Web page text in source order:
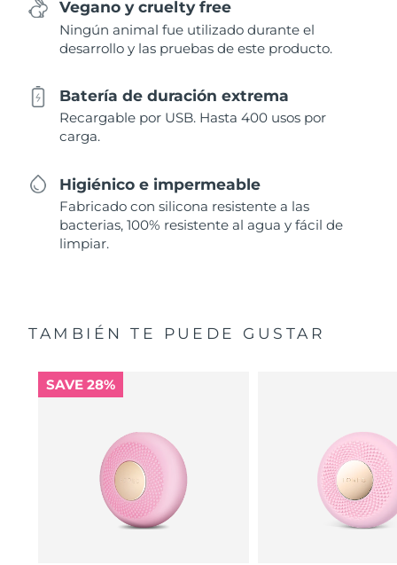
Vegano y cruelty free
Ningún animal fue utilizado durante el
desarrollo y las pruebas de este producto.
Batería de duración extrema
Recargable por USB. Hasta 400 usos por
carga.
Higiénico e impermeable
Fabricado con silicona resistente a las
bacterias, 100% resistente al agua y fácil de
limpiar.
TAMBIÉN TE PUEDE GUSTAR
SAVE 28%